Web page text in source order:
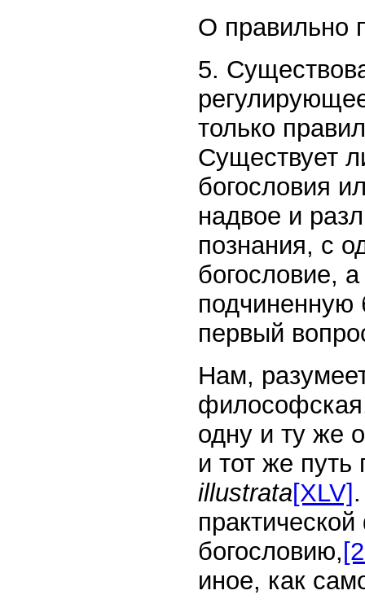
О правильно
5.
только
Существует
богословия
надвое и
познания, с
богословие,
подчиненную
первый
Нам,
одну и ту же
и тот же
illustrata[XLV]
богословию,
иное, как